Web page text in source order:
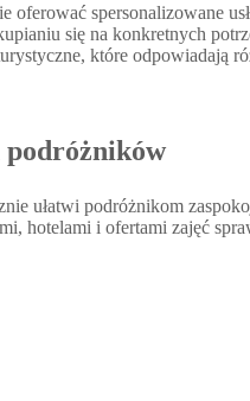
oferować spersonalizowane
się na konkretnych
które odpowiadają
podróżników
ułatwi podróżnikom
hotelami i ofertami zajęć